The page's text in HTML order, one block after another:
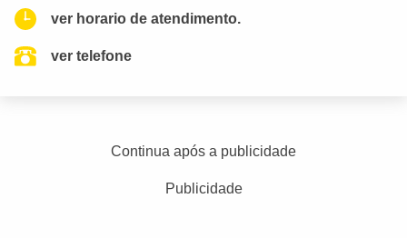
ver horario de atendimento.
ver telefone
Continua após a publicidade
Publicidade